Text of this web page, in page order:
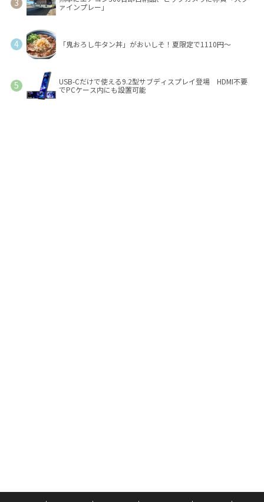
ァインプレー」
「鬼おろし牛タン丼」がおいしそ！夏限定で1110円～
USB-Cだけで使える9.2型サブディスプレイ登場 HDMI不要
でPCケース内にも設置可能